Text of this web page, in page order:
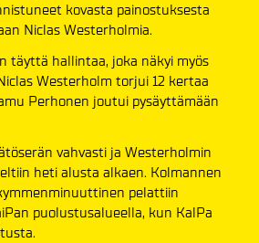
kovasta painostuksesta
Niclas Westerholmia.
täyttä hallintaa, joka näkyi myös
Westerholm torjui 12 kertaa
Perhonen joutui pysäyttämään
vahvasti ja Westerholmin
heti alusta alkaen. Kolmannen
pelattiin
puolustusalueella, kun KalPa